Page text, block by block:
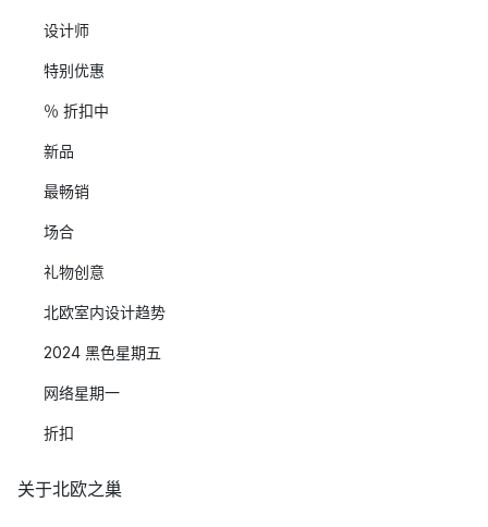
设计师
特别优惠
％ 折扣中
新品
最畅销
场合
礼物创意
北欧室内设计趋势
2024 黑色星期五
网络星期一
折扣
关于北欧之巢